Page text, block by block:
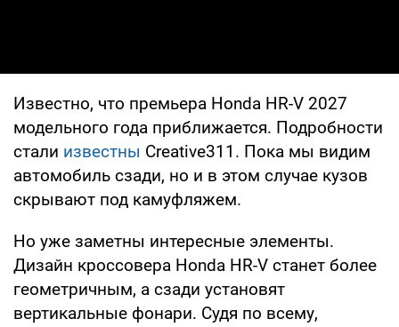
Известно, что премьера Honda HR-V 2027
модельного года приближается. Подробности
стали известны Creative311. Пока мы видим
автомобиль сзади, но и в этом случае кузов
скрывают под камуфляжем.
Но уже заметны интересные элементы.
Дизайн кроссовера Honda HR-V станет более
геометричным, а сзади установят
вертикальные фонари. Судя по всему,